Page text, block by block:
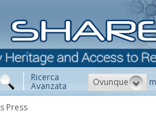
Ricerca
Avanzata Ovunque
Press